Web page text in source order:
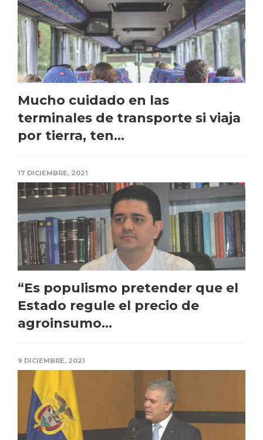
Mucho cuidado en las
terminales de transporte si viaja
por tierra, ten...
17 DICIEMBRE, 2021
“Es populismo pretender que el
Estado regule el precio de
agroinsumo...
9 DICIEMBRE, 2021